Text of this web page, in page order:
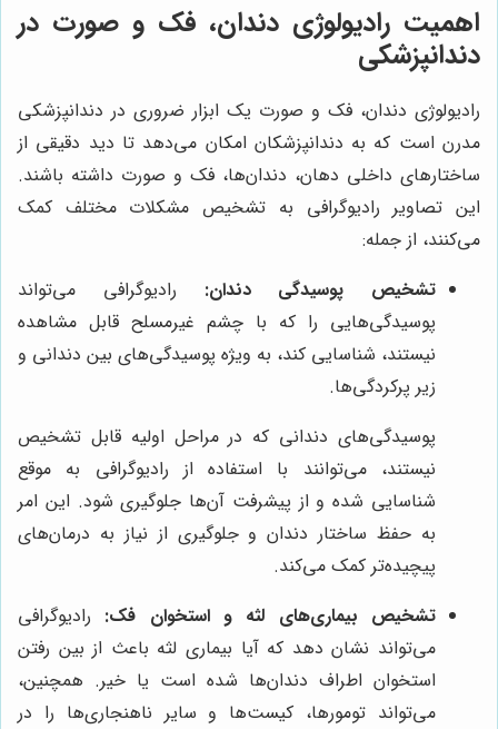
اهمیت رادیولوژی دندان، فک و صورت در
دندانپزشکی
رادیولوژی دندان، فک و صورت یک ابزار ضروری در دندانپزشکی
مدرن است که به دندانپزشکان امکان می‌دهد تا دید دقیقی از
ساختارهای داخلی دهان، دندان‌ها، فک و صورت داشته باشند.
این تصاویر رادیوگرافی به تشخیص مشکلات مختلف کمک
می‌کنند، از جمله:
تشخیص پوسیدگی دندان: رادیوگرافی می‌تواند
پوسیدگی‌هایی را که با چشم غیرمسلح قابل مشاهده
نیستند، شناسایی کند، به ویژه پوسیدگی‌های بین دندانی و
زیر پرکردگی‌ها.
پوسیدگی‌های دندانی که در مراحل اولیه قابل تشخیص
نیستند، می‌توانند با استفاده از رادیوگرافی به موقع
شناسایی شده و از پیشرفت آن‌ها جلوگیری شود. این امر
به حفظ ساختار دندان و جلوگیری از نیاز به درمان‌های
پیچیده‌تر کمک می‌کند.
تشخیص بیماری‌های لثه و استخوان فک: رادیوگرافی
می‌تواند نشان دهد که آیا بیماری لثه باعث از بین رفتن
استخوان اطراف دندان‌ها شده است یا خیر. همچنین،
می‌تواند تومورها، کیست‌ها و سایر ناهنجاری‌ها را در